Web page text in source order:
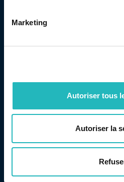
Marketing
Autoriser tous
Autoriser la